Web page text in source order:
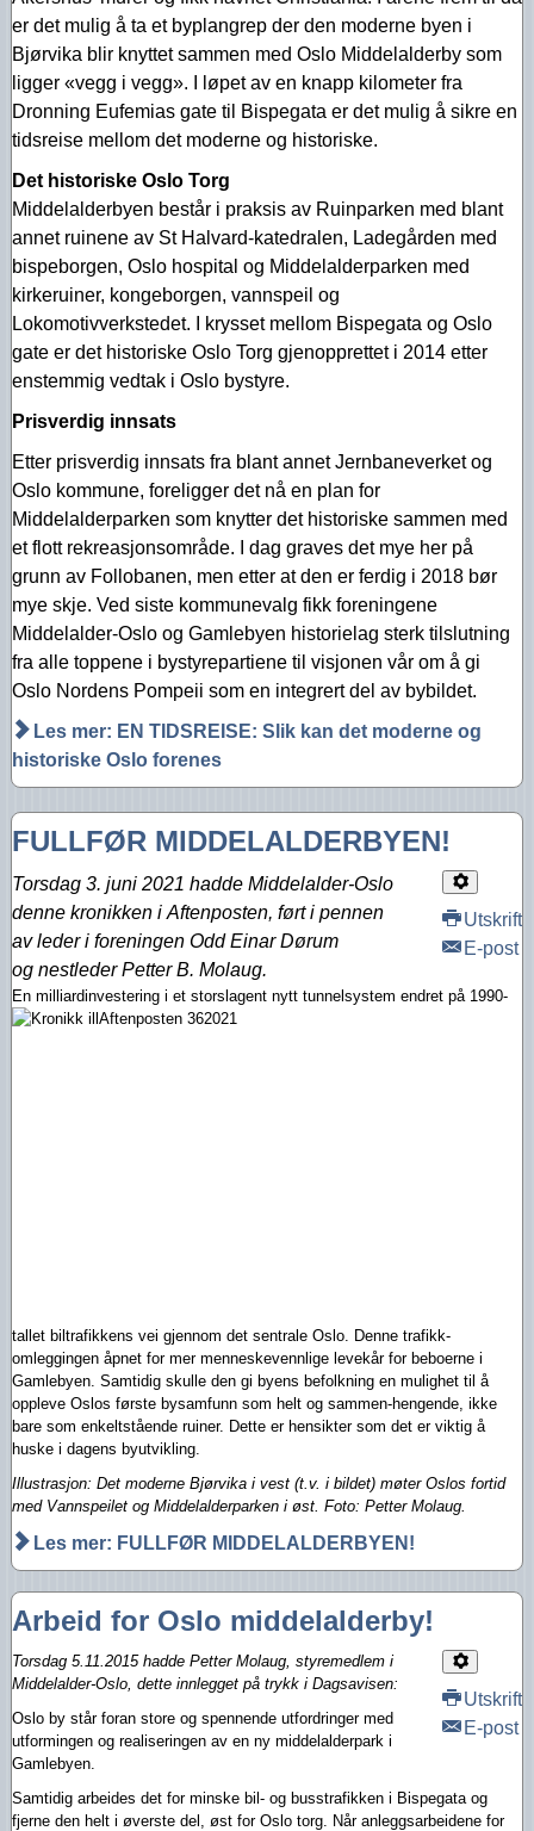
er det mulig å ta et byplangrep der den moderne byen i
Bjørvika blir knyttet sammen med Oslo Middelalderby som
ligger «vegg i vegg». I løpet av en knapp kilometer fra
Dronning Eufemias gate til Bispegata er det mulig å sikre en
tidsreise mellom det moderne og historiske.
Det historiske Oslo Torg
Middelalderbyen består i praksis av Ruinparken med blant
annet ruinene av St Halvard-katedralen, Ladegården med
bispeborgen, Oslo hospital og Middelalderparken med
kirkeruiner, kongeborgen, vannspeil og
Lokomotivverkstedet. I krysset mellom Bispegata og Oslo
gate er det historiske Oslo Torg gjenopprettet i 2014 etter
enstemmig vedtak i Oslo bystyre.
Prisverdig innsats
Etter prisverdig innsats fra blant annet Jernbaneverket og
Oslo kommune, foreligger det nå en plan for
Middelalderparken som knytter det historiske sammen med
et flott rekreasjonsområde. I dag graves det mye her på
grunn av Follobanen, men etter at den er ferdig i 2018 bør
mye skje. Ved siste kommunevalg fikk foreningene
Middelalder-Oslo og Gamlebyen historielag sterk tilslutning
fra alle toppene i bystyrepartiene til visjonen vår om å gi
Oslo Nordens Pompeii som en integrert del av bybildet.
Les mer: EN TIDSREISE: Slik kan det moderne og
historiske Oslo forenes
FULLFØR MIDDELALDERBYEN!
Utskrift
E-post
Torsdag 3. juni 2021 hadde Middelalder-Oslo
denne kronikken i Aftenposten, ført i pennen
avleder i foreningen Odd Einar Dørum
og nestlederPetter B. Molaug.
En milliardinvestering i et storslagent nytt tunnelsystem endret på 1990-
tallet biltrafikkens vei gjennom det sentrale Oslo. Denne trafikk-
omleggingen åpnet for mer menneskevennlige levekår for beboerne i
Gamlebyen. Samtidig skulle den gi byens befolkning en mulighet til å
oppleve Oslos første bysamfunn som helt og sammen-hengende, ikke
bare som enkeltstående ruiner. Dette er hensikter som det er viktig å
huske i dagens byutvikling.
Illustrasjon: Det moderne Bjørvika i vest (t.v. i bildet) møter Oslos fortid
med Vannspeilet og Middelalderparken i øst. Foto: Petter Molaug.
Les mer: FULLFØR MIDDELALDERBYEN!
Arbeid for Oslo middelalderby!
Utskrift
E-post
Torsdag 5.11.2015 hadde Petter Molaug, styremedlem i
Middelalder-Oslo, dette innlegget på trykk i Dagsavisen:
Oslo by står foran store og spennende utfordringer med
utformingen og realiseringen av en ny middelalderpark i
Gamlebyen.
Samtidig arbeides det for minske bil- og busstrafikken i Bispegata og
fjerne den helt i øverste del, øst for Oslo torg. Når anleggsarbeidene for